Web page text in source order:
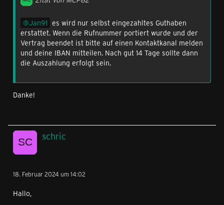
Jan91 es wird nur selbst eingezahltes Guthaben
erstattet. Wenn die Rufnummer portiert wurde und der
Vertrag beendet ist bitte auf einen Kontaktkanal melden
und deine IBAN mitteilen. Nach gut 14 Tage sollte dann
die Auszahlung erfolgt sein.
Danke!
schric
18. Februar 2024 um 14:02
Hallo,